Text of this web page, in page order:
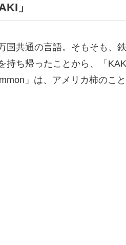
」
国共通の言語。そもそも、
持ち帰ったことから、「
」は、アメリカ柿のこ